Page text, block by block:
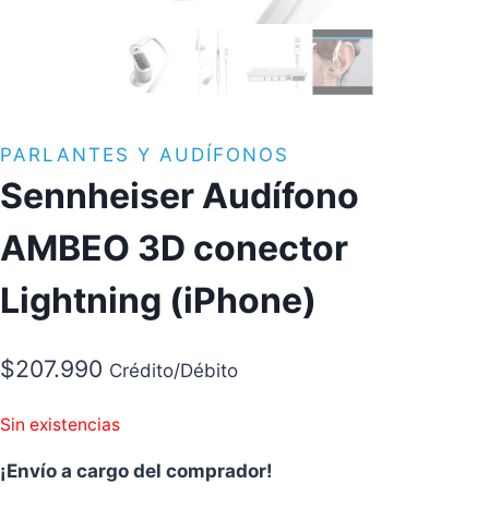
PARLANTES Y AUDÍFONOS
Sennheiser Audífono
AMBEO 3D conector
Lightning (iPhone)
$207.990 Crédito/Débito
Sin existencias
¡Envío a cargo del comprador!